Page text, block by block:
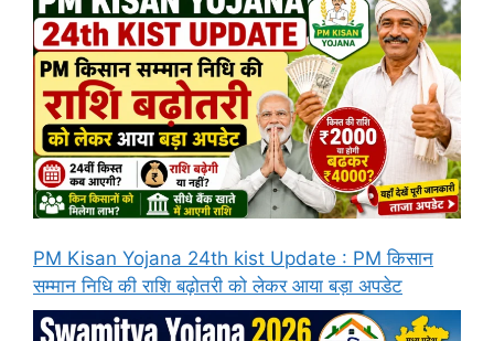
PM Kisan Yojana 24th kist Update : PM किसान
सम्मान निधि की राशि बढ़ोतरी को लेकर आया बड़ा अपडेट